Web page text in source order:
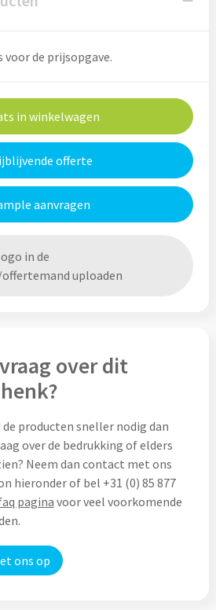
de prijsopgave.
in winkelwagen
offerte
aanvragen
in de
uploaden
over dit
producten sneller nodig dan
over de bedrukking of elders
Neem dan contact met ons
hieronder of bel +31 (0) 85 877
pagina voor veel voorkomende
ons op